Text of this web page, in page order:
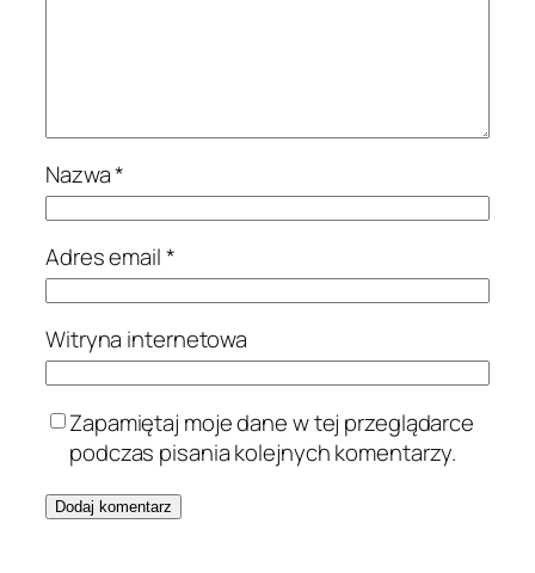
Nazwa*
Adres email*
Witryna internetowa
Zapamiętaj moje dane w tej przeglądarce
podczas pisania kolejnych komentarzy.